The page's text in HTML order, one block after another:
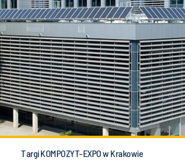
Targi KOMPOZYT-EXPO w Krakowie